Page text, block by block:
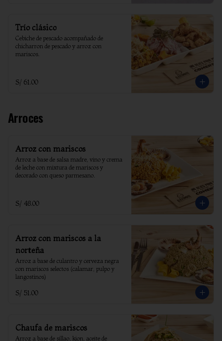
Trío clásico
Cebiche de pescado acompañado de
chicharron de pescado y arroz con
mariscos.
S/ 61.00
Arroces
Arroz con mariscos
Arroz a base de salsa madre, vino y crema
de leche con mixtura de mariscos y
decorado con queso parmesano.
S/ 48.00
Arroz con mariscos a la
norteña
Arroz a base de culantro y cerveza negra
con mariscos selectos (calamar, pulpo y
langostinos)
S/ 51.00
Chaufa de mariscos
Arroz a base de sillao, kion, aceite de